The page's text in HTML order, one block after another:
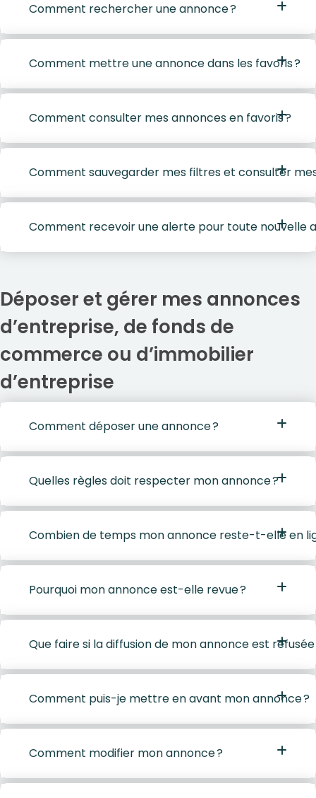
Comment rechercher une annonce ?
Comment mettre une annonce dans les favoris ?
Comment consulter mes annonces en favoris ?
Comment sauvegarder mes filtres et consulter
Comment recevoir une alerte pour toute nouvelle
Déposer et gérer mes annonces
d’entreprise, de fonds de
commerce ou d’immobilier
d’entreprise
Comment déposer une annonce ?
Quelles règles doit respecter mon annonce ?
Combien de temps mon annonce reste-t-elle en
Pourquoi mon annonce est-elle revue ?
Que faire si la diffusion de mon annonce est refusée
Comment puis-je mettre en avant mon annonce ?
Comment modifier mon annonce ?